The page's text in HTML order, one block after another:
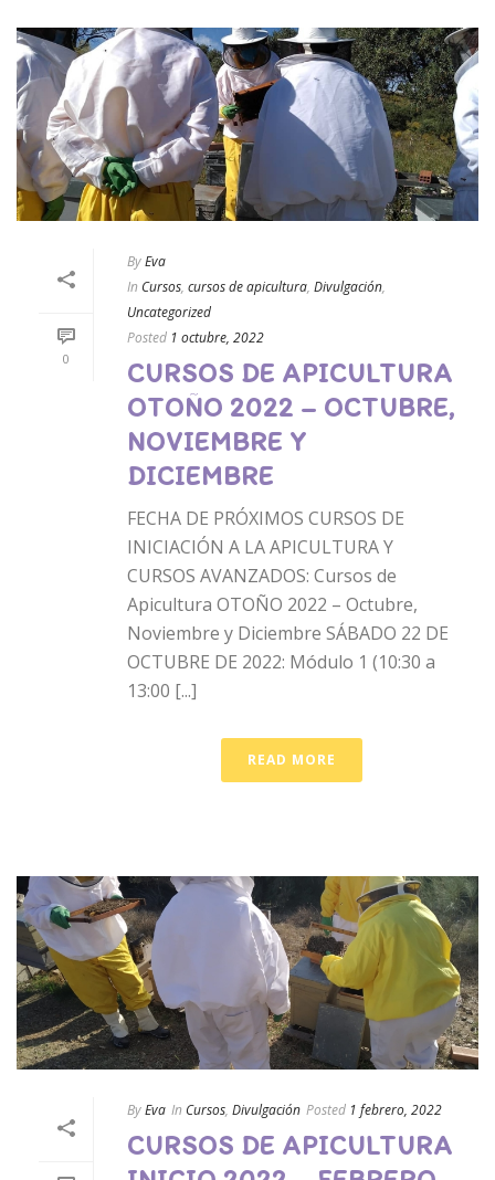
0
ByEva
In Cursos, cursos de apicultura, Divulgación,
Uncategorized
Posted 1 octubre, 2022
CURSOS DE APICULTURA
OTOÑO 2022 – OCTUBRE,
NOVIEMBRE Y
DICIEMBRE
FECHA DE PRÓXIMOS CURSOS DE
INICIACIÓN A LA APICULTURA Y
CURSOS AVANZADOS: Cursos de
Apicultura OTOÑO 2022 – Octubre,
Noviembre y Diciembre SÁBADO 22 DE
OCTUBRE DE 2022: Módulo 1 (10:30 a
13:00 [...]
READ MORE
ByEva In Cursos, Divulgación Posted 1 febrero, 2022
CURSOS DE APICULTURA